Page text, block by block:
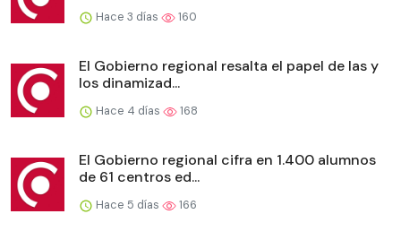
Hace 3 días 160
El Gobierno regional resalta el papel de las y
los dinamizad...
Hace 4 días 168
El Gobierno regional cifra en 1.400 alumnos
de 61 centros ed...
Hace 5 días 166